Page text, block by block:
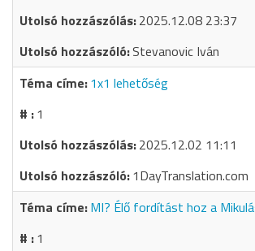
2025.12.08 23:37
Stevanovic Iván
1x1 lehetőség
1
2025.12.02 11:11
1DayTranslation.com
MI? Élő fordítást hoz a
1